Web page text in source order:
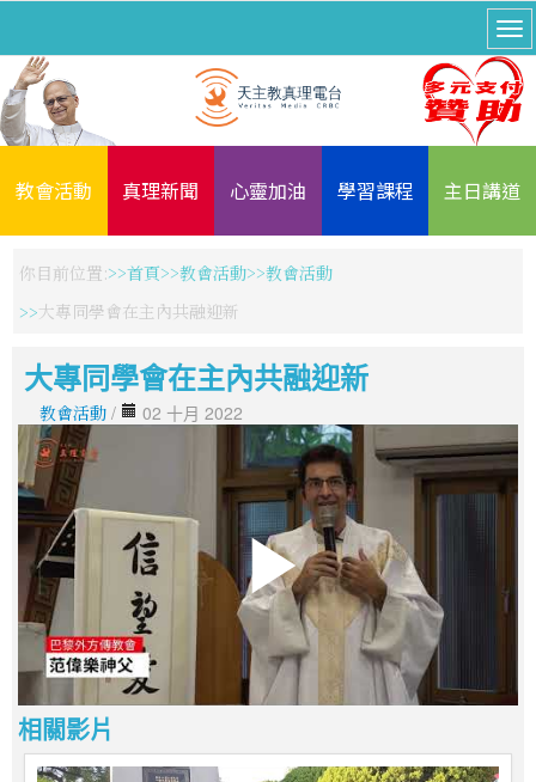
教會活動 真理新聞 心靈加油 學習課程 主日講道
你目前位置: 首頁 教會活動
教會活動
大專同學會在主內共融迎新
大專同學會在主內共融迎新
教會活動 / 02 十月 2022
相關影片